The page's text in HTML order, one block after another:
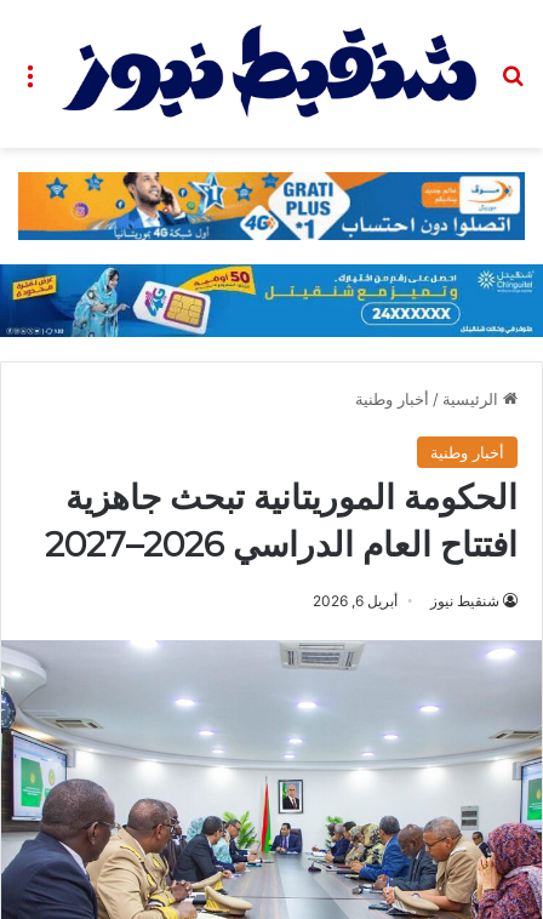
بحث عن
الرئيسية / أخبار وطنية
أخبار وطنية
الحكومة الموريتانية تبحث جاهزية
افتتاح العام الدراسي 2026–2027
شنقيط نيوز أبريل 6, 2026